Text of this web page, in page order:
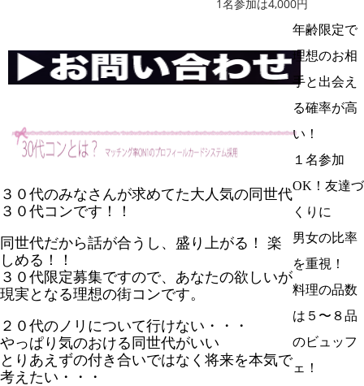
1名参加は4,000円
３０代のみなさんが求めてた大人気の同世代
３０代コンです！！
同世代だから話が合うし、盛り上がる！ 楽
しめる！！
３０代限定募集ですので、あなたの欲しいが
現実となる理想の街コンです。
２０代のノリについて行けない・・・
やっぱり気のおける同世代がいい
とりあえずの付き合いではなく将来を本気で
考えたい・・・
年齢限定で
理想のお相
手と出会え
る確率が高
い！
１名参加
OK！友達づ
くりに
男女の比率
を重視！
料理の品数
は５〜８品
のビュッフ
ェ！